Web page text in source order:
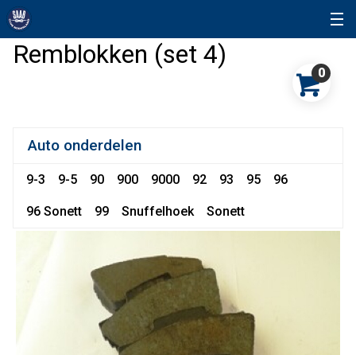
Remblokken (set 4)
0
Auto onderdelen
9-3 9-5 90 900 9000 92 93 95 96
96 Sonett 99 Snuffelhoek Sonett